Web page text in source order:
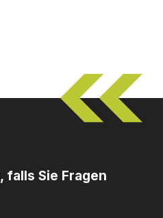
falls Sie Fragen